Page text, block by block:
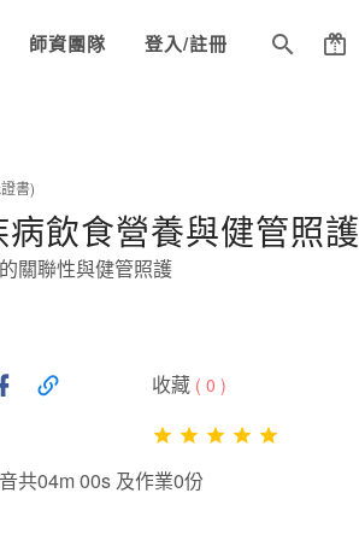
師資團隊 登入/註冊
書)
飲食營養與健管照護
關聯性與健管照護
收藏 (0)
共04m 00s 及作業0份